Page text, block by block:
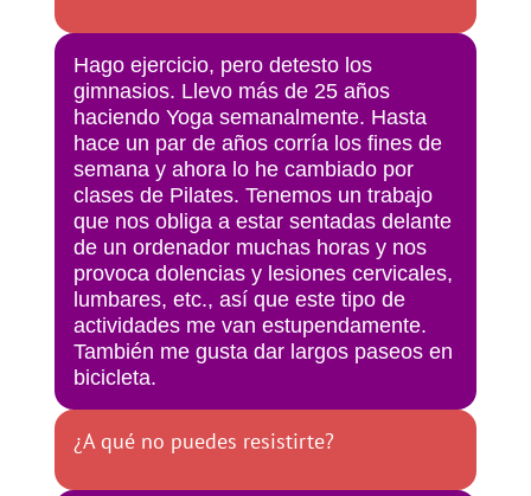
Hago ejercicio, pero detesto los
gimnasios. Llevo más de 25 años
haciendo Yoga semanalmente. Hasta
hace un par de años corría los fines de
semana y ahora lo he cambiado por
clases de Pilates. Tenemos un trabajo
que nos obliga a estar sentadas delante
de un ordenador muchas horas y nos
provoca dolencias y lesiones cervicales,
lumbares, etc., así que este tipo de
actividades me van estupendamente.
También me gusta dar largos paseos en
bicicleta.
¿A qué no puedes resistirte?